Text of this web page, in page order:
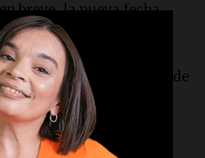
breve, la nueva fecha.
de evaluación para la
de las lluvias sostenidas de
los organizadores
el siguiente